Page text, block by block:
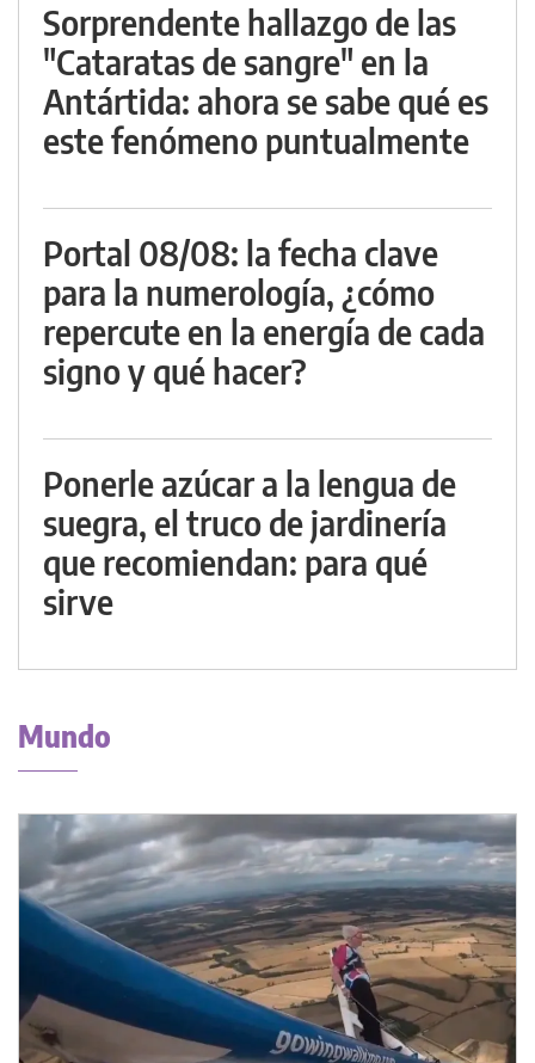
Sorprendente hallazgo de las
"Cataratas de sangre" en la
Antártida: ahora se sabe qué es
este fenómeno puntualmente
Portal 08/08: la fecha clave
para la numerología, ¿cómo
repercute en la energía de cada
signo y qué hacer?
Ponerle azúcar a la lengua de
suegra, el truco de jardinería
que recomiendan: para qué
sirve
Mundo